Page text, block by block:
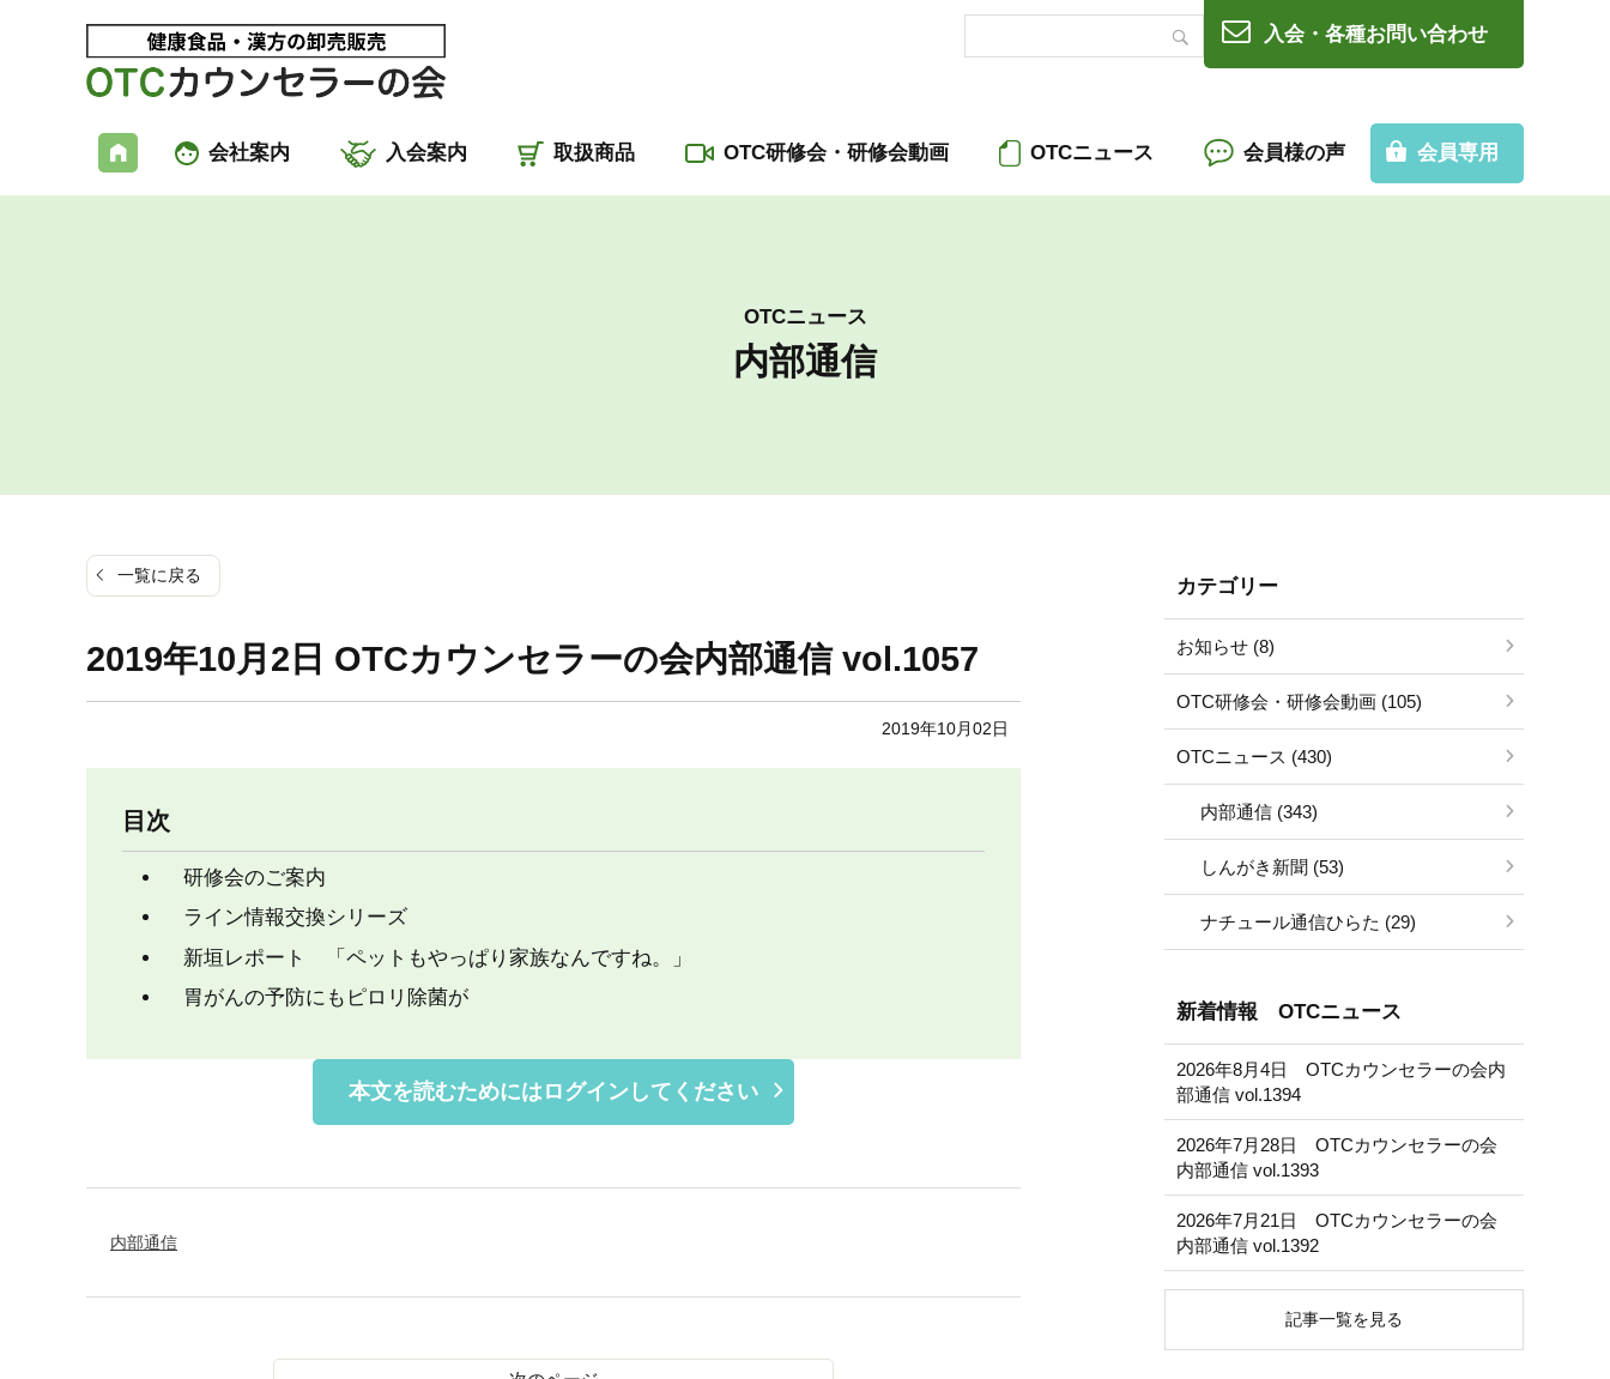
入会・各種お問い合わせ
会社案内 入会案内 取扱商品 OTC研修会・研修会動画 OTCニュース 会員様の声 会員専用
OTCニュース
内部通信
一覧に戻る
2019年10月2日 OTCカウンセラーの会内部通信 vol.1057
2019年10月02日
目次
研修会のご案内
ライン情報交換シリーズ
新垣レポート 「ペットもやっぱり家族なんですね。」
胃がんの予防にもピロリ除菌が
本文を読むためにはログインしてください
内部通信
カテゴリー
お知らせ (8)
OTC研修会・研修会動画 (105)
OTCニュース (430)
内部通信 (343)
しんがき新聞 (53)
ナチュール通信ひらた (29)
新着情報 OTCニュース
2026年8月4日 OTCカウンセラーの会内
部通信 vol.1394
2026年7月28日 OTCカウンセラーの会
内部通信 vol.1393
2026年7月21日 OTCカウンセラーの会
内部通信 vol.1392
記事一覧を見る